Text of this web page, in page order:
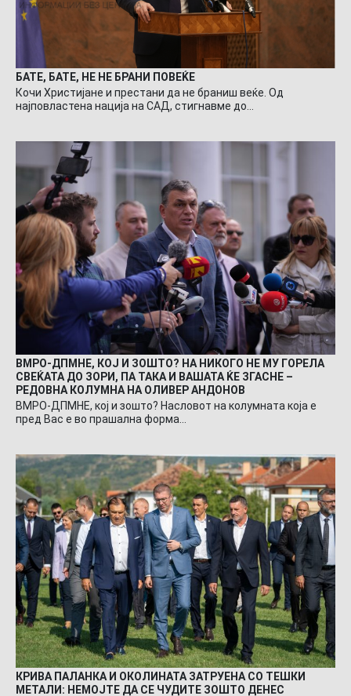
БАТЕ, БАТЕ, НЕ НЕ БРАНИ ПОВЕЌЕ
Кочи Христијане и престани да не браниш веќе. Од
најповластена нација на САД, стигнавме до…
ВМРО-ДПМНЕ, КОЈ И ЗОШТО? НА НИКОГО НЕ МУ ГОРЕЛА
СВЕЌАТА ДО ЗОРИ, ПА ТАКА И ВАШАТА ЌЕ ЗГАСНЕ –
РЕДОВНА КОЛУМНА НА ОЛИВЕР АНДОНОВ
ВМРО-ДПМНЕ, кој и зошто? Насловот на колумната која е
пред Вас е во прашална форма…
КРИВА ПАЛАНКА И ОКОЛИНАТА ЗАТРУЕНА СО ТЕШКИ
МЕТАЛИ: НЕМОЈТЕ ДА СЕ ЧУДИТЕ ЗОШТО ДЕНЕС